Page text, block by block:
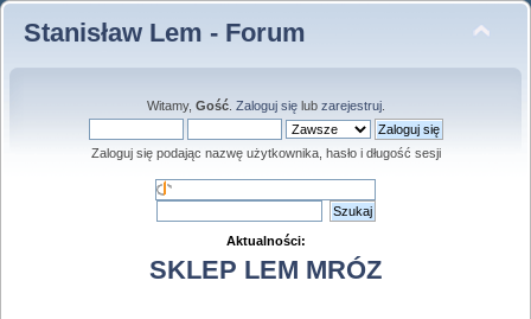
Stanisław Lem - Forum
Witamy, Gość. Zaloguj sięlub zarejestruj.
Zaloguj się podając nazwę użytkownika, hasło i długość sesji
Aktualności:
SKLEP LEM MRÓZ